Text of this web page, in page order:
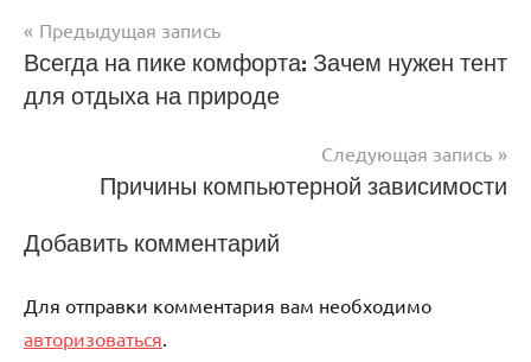
Навигация
по
Предыдущая запись
Всегда на пике комфорта: Зачем нужен тент
для отдыха на природе
Следующая запись
Причины компьютерной зависимости
Добавить комментарий
Для отправки комментария вам необходимо
авторизоваться